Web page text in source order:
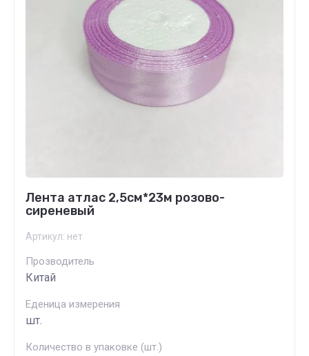
Лента атлас 2,5см*23м розово-
сиреневый
Артикул: нет
Прозводитель
Китай
Еденица измерения
шт.
Количество в упаковке (шт.)